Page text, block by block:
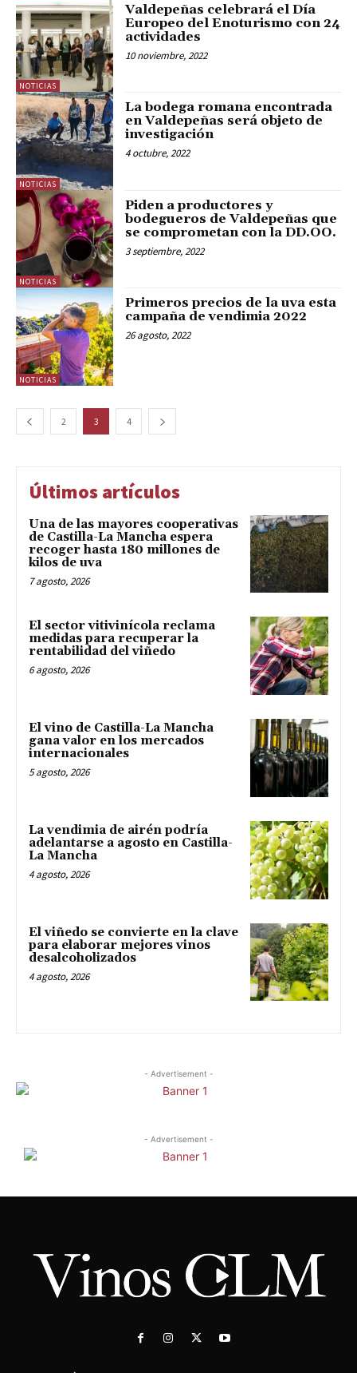
NOTICIAS
Valdepeñas celebrará el Día
Europeo del Enoturismo con 24
actividades
10 noviembre, 2022
NOTICIAS
La bodega romana encontrada
en Valdepeñas será objeto de
investigación
4 octubre, 2022
NOTICIAS
Piden a productores y
bodegueros de Valdepeñas que
se comprometan con la DD.OO.
3 septiembre, 2022
NOTICIAS
Primeros precios de la uva esta
campaña de vendimia 2022
26 agosto, 2022
2 3 4
Últimos artículos
Una de las mayores cooperativas
de Castilla-La Mancha espera
recoger hasta 180 millones de
kilos de uva
7 agosto, 2026
El sector vitivinícola reclama
medidas para recuperar la
rentabilidad del viñedo
6 agosto, 2026
El vino de Castilla-La Mancha
gana valor en los mercados
internacionales
5 agosto, 2026
La vendimia de airén podría
adelantarse a agosto en Castilla-
La Mancha
4 agosto, 2026
El viñedo se convierte en la clave
para elaborar mejores vinos
desalcoholizados
4 agosto, 2026
- Advertisement -
- Advertisement -